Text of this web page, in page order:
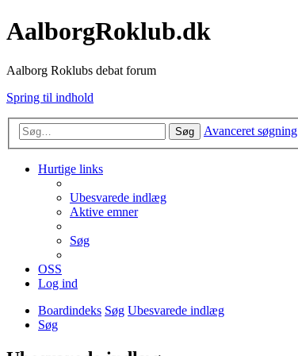
AalborgRoklub.dk
Aalborg Roklubs debat forum
Spring til indhold
Søg Avanceret søgning
Hurtige links
Ubesvarede indlæg
Aktive emner
Søg
OSS
Log ind
Boardindeks Søg Ubesvarede indlæg
Søg